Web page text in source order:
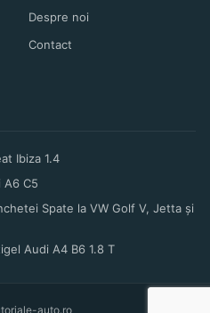
Despre noi
Contact
Ibiza 1.4
C5
Spate la VW Golf V, Jetta și
Audi A4 B6 1.8 T
auto.ro